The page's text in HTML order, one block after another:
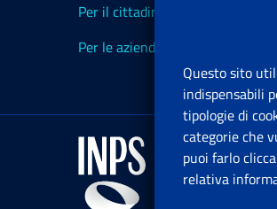
Per il cittadino
Per le aziende ed i Consulenti
Questo sito
indispensabili
tipologie di
categorie che
puoi farlo
relativa